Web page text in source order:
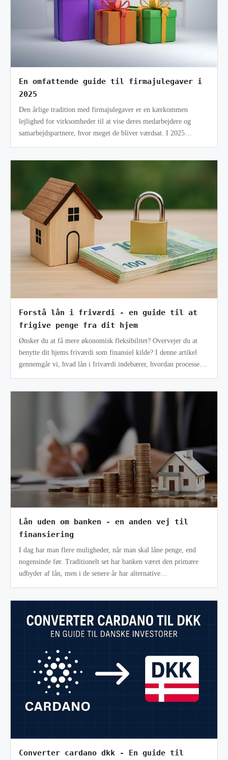
En omfattende guide til firmajulegaver i
2025
Den årlige tradition med firmajulegaver er en kærkommen
lejlighed for virksomheder til at vise deres medarbejdere og
samarbejdspartnere, hvor meget de bliver værdsat. I 2025
Forstå lån i friværdi - en guide til at
frigive penge fra dit hjem
Ønsker du at få mere økonomisk fleksibilitet? Overvejer du at
benytte dit hjems friværdi som finansiel kilde? I denne artikel
gennemgår vi, hvad lån i friværdi indebærer, hvordan processen
Lån uden om banken - en anden vej til
finansiering
I dag har man flere muligheder, når man skal låne penge, end
nogensinde før. Traditionelt set har banken været den primære
udbyder af lån, men i de senere år har alternative
Converter cardano dkk - En guide til